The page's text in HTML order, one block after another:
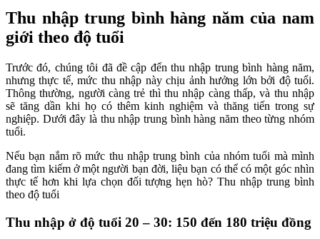
Thu nhập trung bình hàng năm của nam
giới theo độ tuổi
Trước đó, chúng tôi đã đề cập đến thu nhập trung bình hàng năm,
nhưng thực tế, mức thu nhập này chịu ảnh hưởng lớn bởi độ tuổi.
Thông thường, người càng trẻ thì thu nhập càng thấp, và thu nhập
sẽ tăng dần khi họ có thêm kinh nghiệm và thăng tiến trong sự
nghiệp. Dưới đây là thu nhập trung bình hàng năm theo từng nhóm
tuổi.
Nếu bạn nắm rõ mức thu nhập trung bình của nhóm tuổi mà mình
đang tìm kiếm ở một người bạn đời, liệu bạn có thể có một góc nhìn
thực tế hơn khi lựa chọn đối tượng hẹn hò? Thu nhập trung bình
theo độ tuổi
Thu nhập ở độ tuổi 20 – 30: 150 đến 180 triệu đồng